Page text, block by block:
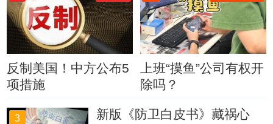
反制美国！中方公布5
项措施
上班“摸鱼”公司有权开
除吗？
3 新版《防卫白皮书》藏祸心